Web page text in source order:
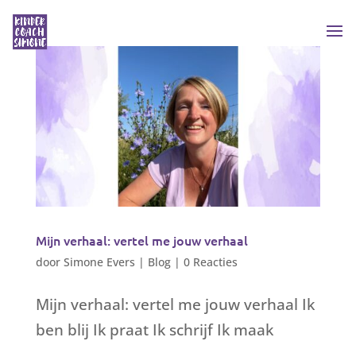
Mijn verhaal: vertel me jouw verhaal
door Simone Evers | Blog| 0 Reacties
Mijn verhaal: vertel me jouw verhaal Ik
ben blij Ik praat Ik schrijf Ik maak